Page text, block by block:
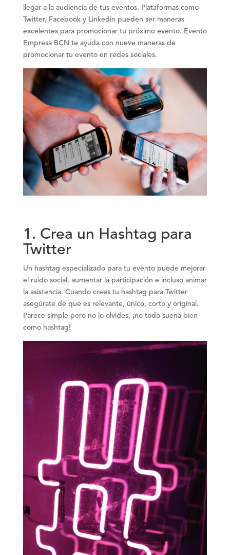
llegar a la audiencia de tus eventos. Plataformas como
Twitter, Facebook y Linkedin pueden ser maneras
excelentes para promocionar tu próximo evento. Evento
Empresa BCN te ayuda con nueve maneras de
promocionar tu evento en redes sociales.
1. Crea un Hashtag para
Twitter
Un hashtag especializado para tu evento puede mejorar
el ruido social, aumentar la participación e incluso animar
la asistencia. Cuando crees tu hashtag para Twitter
asegúrate de que es relevante, único, corto y original.
Parece simple pero no lo olvides, ¡no todo suena bien
como hashtag!